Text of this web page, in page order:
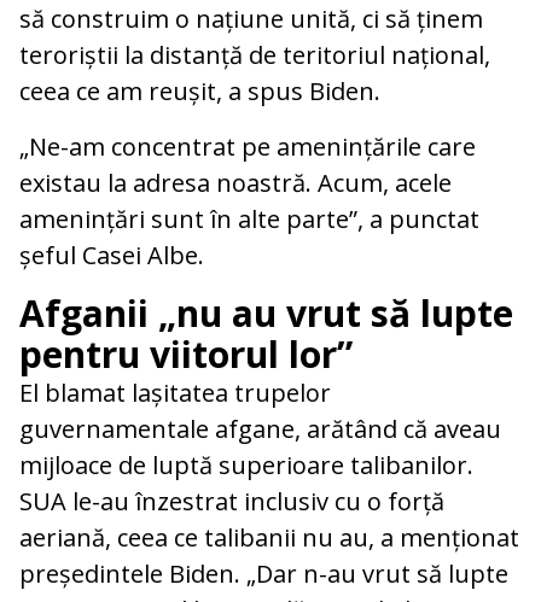
să construim o națiune unită, ci să ținem
teroriștii la distanță de teritoriul național,
ceea ce am reușit, a spus Biden.
„Ne-am concentrat pe amenințările care
existau la adresa noastră. Acum, acele
amenințări sunt în alte parte”, a punctat
șeful Casei Albe.
Afganii „nu au vrut să lupte
pentru viitorul lor”
El blamat lașitatea trupelor
guvernamentale afgane, arătând că aveau
mijloace de luptă superioare talibanilor.
SUA le-au înzestrat inclusiv cu o forță
aeriană, ceea ce talibanii nu au, a menționat
președintele Biden. „Dar n-au vrut să lupte